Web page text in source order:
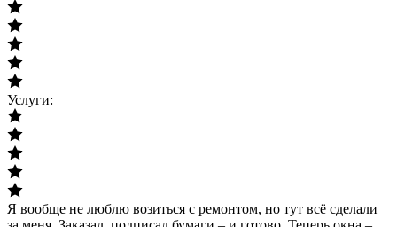
Услуги:
Я вообще не люблю возиться с ремонтом, но тут всё сделали